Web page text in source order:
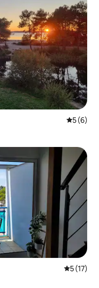
レビュー
5 (6)
レビュー
5 (17)